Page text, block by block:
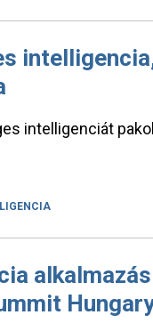
intelligenciát